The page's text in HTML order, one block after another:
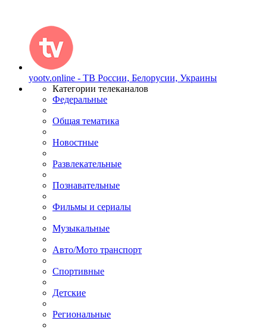
yootv.online - ТВ России, Белорусии, Украины
Категории телеканалов
Федеральные
Общая тематика
Новостные
Развлекательные
Познавательные
Фильмы и сериалы
Музыкальные
Авто/Мото транспорт
Спортивные
Детские
Региональные